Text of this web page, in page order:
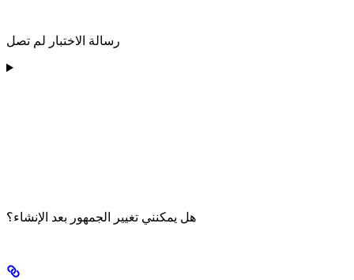
رسالة الاختبار لم تصل
هل يمكنني تغيير الجمهور بعد الإنشاء؟